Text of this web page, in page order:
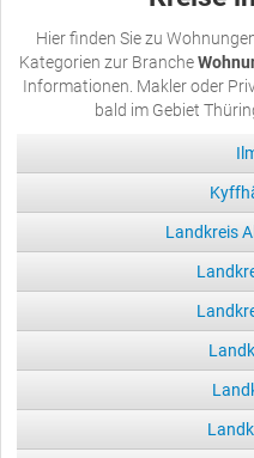
Hier finden Sie zu
Kategorien zur Branche
Informationen. Makler oder
bald im Gebiet
Landkreis